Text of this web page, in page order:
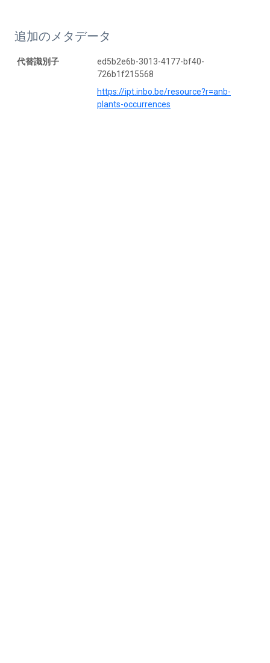
追加のメタデータ
代替識別子
ed5b2e6b-3013-4177-bf40-
726b1f215568
https://ipt.inbo.be/resource?r=anb-
plants-occurrences